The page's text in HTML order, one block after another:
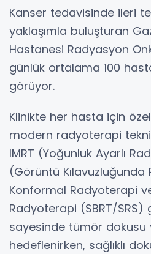
Kanser tedavisinde ileri
yaklaşımla buluşturan
Hastanesi Radyasyon
günlük ortalama 100
görüyor.
Klinikte her hasta için
modern radyoterapi
IMRT (Yoğunluk Ayarlı
(Görüntü
Konformal Radyoterapi
Radyoterapi (SBRT/
sayesinde tümör dokusu
hedeflenirken, sağlıklı